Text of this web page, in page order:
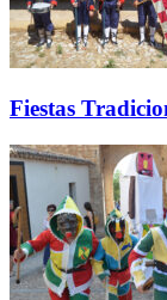
Fiestas